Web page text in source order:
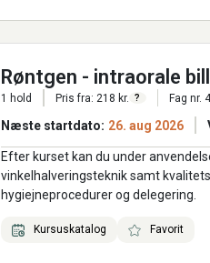
Røntgen - intraorale
1 hold Pris fra: 218 kr. ? Fag nr.
Næste startdato: 26. aug 2026
Efter kurset kan du under
vinkelhalveringsteknik samt
hygiejneprocedurer og delegering.
Kursuskatalog Favorit